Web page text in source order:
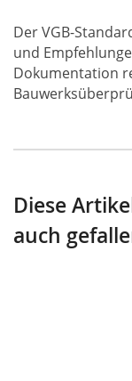
Der VGB-
und
Dokumentation
Diese
auch